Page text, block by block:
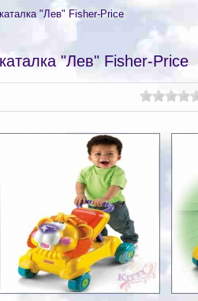
"Лев" Fisher-Price
"Лев" Fisher-Price